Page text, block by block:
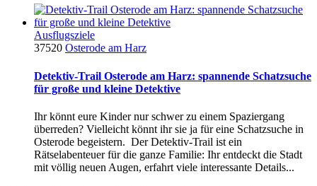
Ausflugsziele
37520 Osterode am Harz
Detektiv-Trail Osterode am Harz: spannende Schatzsuche
für große und kleine Detektive
Ihr könnt eure Kinder nur schwer zu einem Spaziergang
überreden? Vielleicht könnt ihr sie ja für eine Schatzsuche in
Osterode begeistern. Der Detektiv-Trail ist ein
Rätselabenteuer für die ganze Familie: Ihr entdeckt die Stadt
mit völlig neuen Augen, erfahrt viele interessante Details...